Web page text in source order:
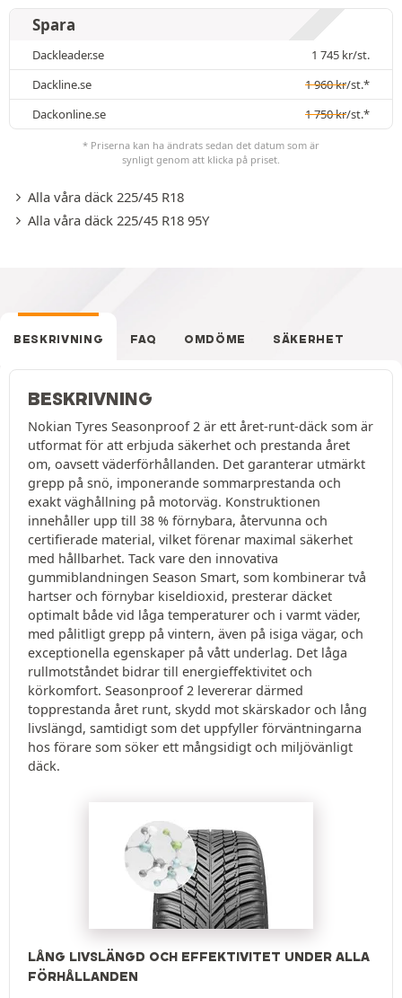
Spara
Dackleader.se 1 745 kr/st.
Dackline.se
1 960kr/st.*
Dackonline.se
1 750kr/st.*
* Priserna kan ha ändrats sedan det datum som är
synligt genom att klicka på priset.
Alla våra däck 225/45 R18
Alla våra däck 225/45 R18 95Y
BESKRIVNING FAQ OMDÖME SÄKERHET
BESKRIVNING
Nokian Tyres Seasonproof 2 är ett året-runt-däck som är
utformat för att erbjuda säkerhet och prestanda året
om, oavsett väderförhållanden. Det garanterar utmärkt
grepp på snö, imponerande sommarprestanda och
exakt väghållning på motorväg. Konstruktionen
innehåller upp till 38 % förnybara, återvunna och
certifierade material, vilket förenar maximal säkerhet
med hållbarhet. Tack vare den innovativa
gummiblandningen Season Smart, som kombinerar två
hartser och förnybar kiseldioxid, presterar däcket
optimalt både vid låga temperaturer och i varmt väder,
med pålitligt grepp på vintern, även på isiga vägar, och
exceptionella egenskaper på vått underlag. Det låga
rullmotståndet bidrar till energieffektivitet och
körkomfort. Seasonproof 2 levererar därmed
topprestanda året runt, skydd mot skärskador och lång
livslängd, samtidigt som det uppfyller förväntningarna
hos förare som söker ett mångsidigt och miljövänligt
däck.
LÅNG LIVSLÄNGD OCH EFFEKTIVITET UNDER ALLA
FÖRHÅLLANDEN